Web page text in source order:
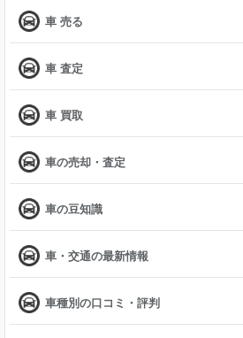
車 売る
車 査定
車 買取
車の売却・査定
車の豆知識
車・交通の最新情報
車種別の口コミ・評判